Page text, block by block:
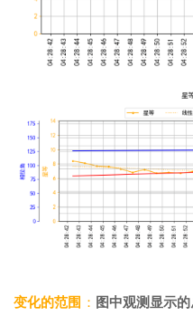
变化的范围 ： 图中观测显示